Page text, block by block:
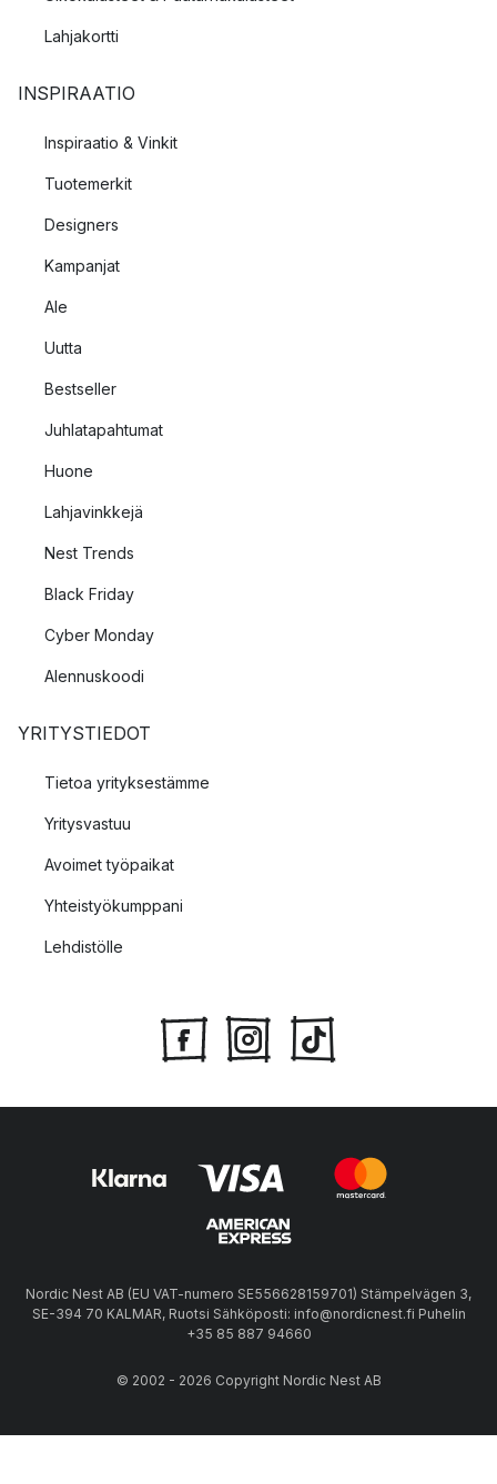
Lahjakortti
INSPIRAATIO
Inspiraatio & Vinkit
Tuotemerkit
Designers
Kampanjat
Ale
Uutta
Bestseller
Juhlatapahtumat
Huone
Lahjavinkkejä
Nest Trends
Black Friday
Cyber Monday
Alennuskoodi
YRITYSTIEDOT
Tietoa yrityksestämme
Yritysvastuu
Avoimet työpaikat
Yhteistyökumppani
Lehdistölle
Nordic Nest AB (EU VAT-numero SE556628159701) Stämpelvägen 3,
SE-394 70 KALMAR, Ruotsi Sähköposti: info@nordicnest.fi Puhelin
+35 85 887 94660
© 2002 - 2026 Copyright Nordic Nest AB